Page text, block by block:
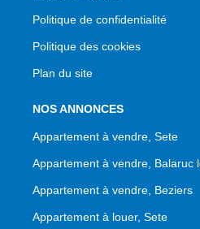
Politique de confidentialité
Politique des cookies
Plan du site
NOS ANNONCES
Appartement à vendre, Sete
Appartement à vendre, Balaruc
Appartement à vendre, Beziers
Appartement à louer, Sete